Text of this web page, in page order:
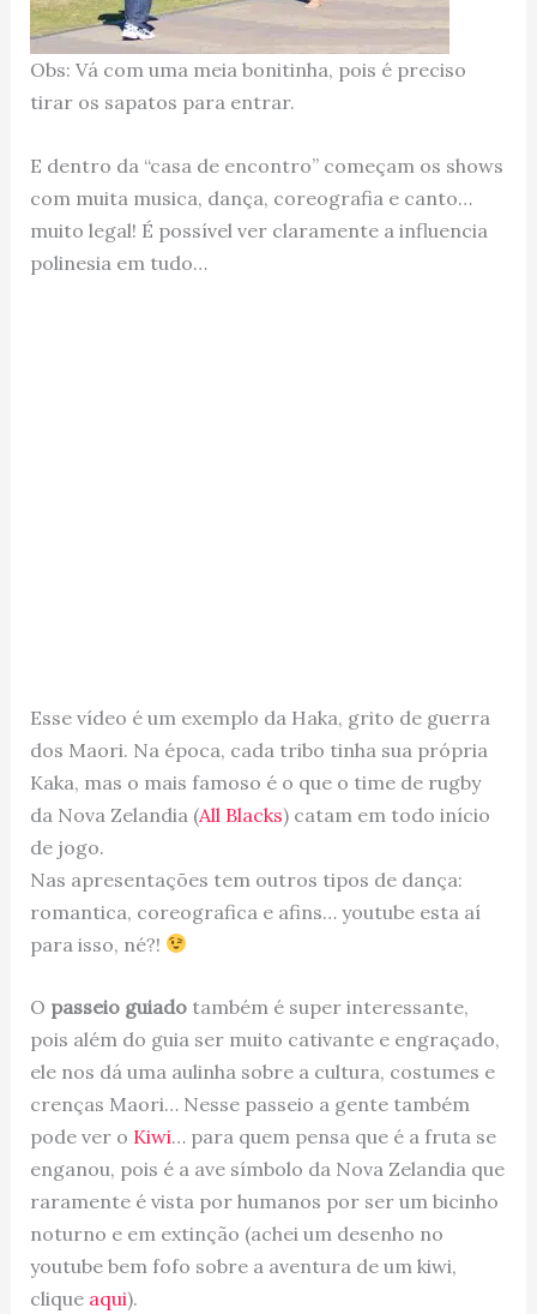
Obs: Vá com uma meia bonitinha, pois é preciso
tirar os sapatos para entrar.
E dentro da “casa de encontro” começam os shows
com muita musica, dança, coreografia e canto…
muito legal! É possível ver claramente a influencia
polinesia em tudo…
Esse vídeo é um exemplo da Haka, grito de guerra
dos Maori. Na época, cada tribo tinha sua própria
Kaka, mas o mais famoso é o que o time de rugby
da Nova Zelandia (All Blacks) catam em todo início
de jogo.
Nas apresentações tem outros tipos de dança:
romantica, coreografica e afins… youtube esta aí
para isso, né?!
O passeio guiadotambém é super interessante,
pois além do guia ser muito cativante e engraçado,
ele nos dá uma aulinha sobre a cultura, costumes e
crenças Maori… Nesse passeio a gente também
pode ver o Kiwi… para quem pensa que é a fruta se
enganou, pois é a ave símbolo da Nova Zelandia que
raramente é vista por humanos por ser um bicinho
noturno e em extinção (achei um desenho no
youtube bem fofo sobre a aventura de um kiwi,
clique aqui).